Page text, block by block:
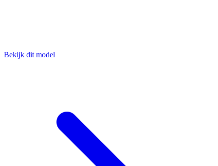
Bekijk dit model